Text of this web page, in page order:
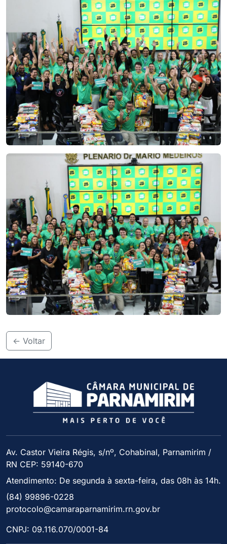
<- Voltar
Av. Castor Vieira Régis, s/nº, Cohabinal, Parnamirim /
RN CEP: 59140-670
Atendimento: De segunda à sexta-feira, das 08h às 14h.
(84) 99896-0228
protocolo@camaraparnamirim.rn.gov.br
CNPJ: 09.116.070/0001-84